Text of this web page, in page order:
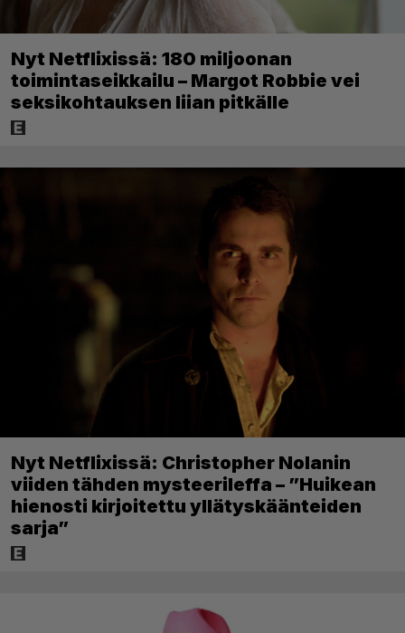
Nyt Netflixissä: 180 miljoonan
toimintaseikkailu – Margot Robbie vei
seksikohtauksen liian pitkälle
Nyt Netflixissä: Christopher Nolanin
viiden tähden mysteerileffa – ”Huikean
hienosti kirjoitettu yllätyskäänteiden
sarja”